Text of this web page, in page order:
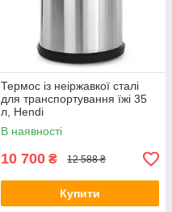
Термос із неіржавкої сталі
для транспортування їжі 35
л, Hendi
В наявності
10 700 ₴ 12 588 ₴
Купити